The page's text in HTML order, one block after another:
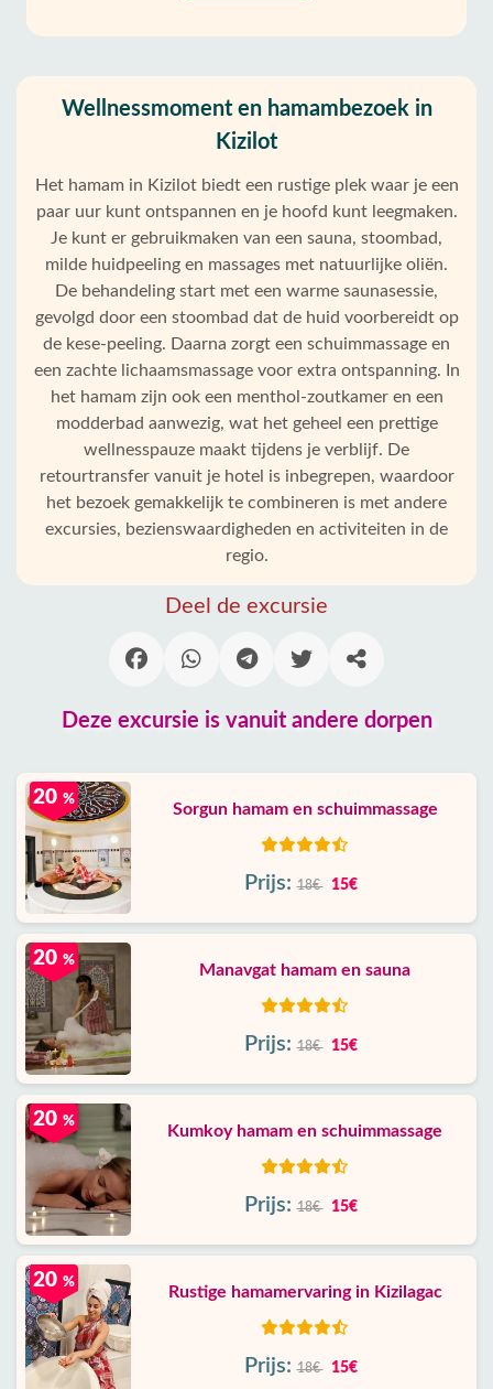
Wellnessmoment en hamambezoek in
Kizilot
Het hamam in Kizilot biedt een rustige plek waar je een
paar uur kunt ontspannen en je hoofd kunt leegmaken.
Je kunt er gebruikmaken van een sauna, stoombad,
milde huidpeeling en massages met natuurlijke oliën.
De behandeling start met een warme saunasessie,
gevolgd door een stoombad dat de huid voorbereidt op
de kese-peeling. Daarna zorgt een schuimmassage en
een zachte lichaamsmassage voor extra ontspanning. In
het hamam zijn ook een menthol-zoutkamer en een
modderbad aanwezig, wat het geheel een prettige
wellnesspauze maakt tijdens je verblijf. De
retourtransfer vanuit je hotel is inbegrepen, waardoor
het bezoek gemakkelijk te combineren is met andere
excursies, bezienswaardigheden en activiteiten in de
regio.
Deel de excursie
Deze excursie is vanuit andere dorpen
Sorgun hamam en schuimmassage
20 %
Prijs: 18€ 15€
Manavgat hamam en sauna
20 %
Prijs: 18€ 15€
Kumkoy hamam en schuimmassage
20 %
Prijs: 18€ 15€
Rustige hamamervaring in Kizilagac
20 %
Prijs: 18€ 15€